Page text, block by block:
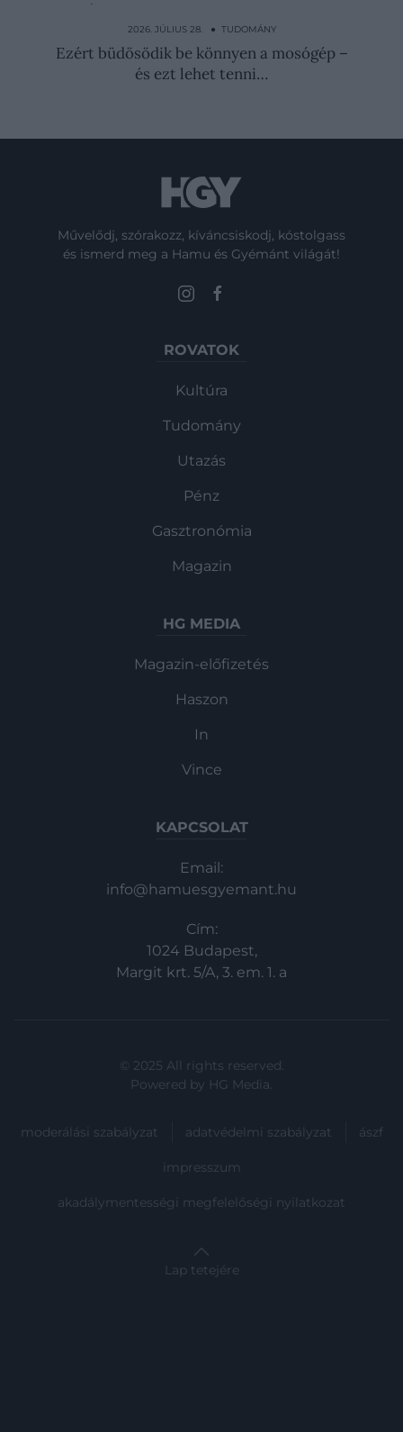
A világ legfeketébb festéke mentheti meg
az éjszakai…
2026. JÚLIUS 28. ● TUDOMÁNY
Ezért büdösödik be könnyen a mosógép –
és ezt lehet tenni…
Művelődj, szórakozz, kíváncsiskodj, kóstolgass
és ismerd meg a Hamu és Gyémánt világát!
ROVATOK
Kultúra
Tudomány
Utazás
Pénz
Gasztronómia
Magazin
HG MEDIA
Magazin-előfizetés
Haszon
In
Vince
KAPCSOLAT
Email:
info@hamuesgyemant.hu
Cím:
1024 Budapest,
Margit krt. 5/A, 3. em. 1. a
© 2025 All rights reserved.
Powered by HG Media.
moderálási szabályzat adatvédelmi szabályzat ászf
impresszum
akadálymentességi megfelelőségi nyilatkozat
Lap tetejére